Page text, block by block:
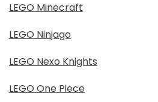
LEGO Minecraft
LEGO Ninjago
LEGO Nexo Knights
LEGO One Piece